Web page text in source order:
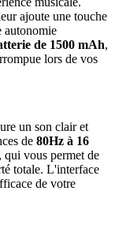
ajoute une touche
autonomie
de 1500 mAh,
lors de vos
un son clair et
de 80Hz à 16
, qui vous permet de
totale. L'interface
de votre